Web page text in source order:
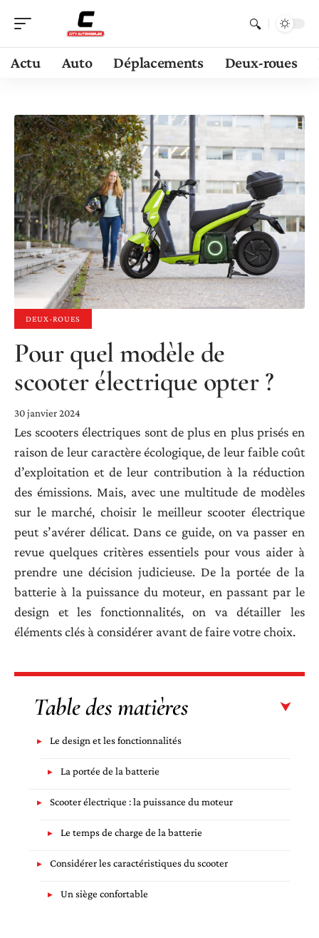
Actu Auto Déplacements Deux-roues
DEUX-ROUES
Pour quel modèle de
scooter électrique opter ?
30 janvier 2024
Les scooters électriques sont de plus en plus prisés en
raison de leur caractère écologique, de leur faible coût
d’exploitation et de leur contribution à la réduction
des émissions. Mais, avec une multitude de modèles
sur le marché, choisir le meilleur scooter électrique
peut s’avérer délicat. Dans ce guide, on va passer en
revue quelques critères essentiels pour vous aider à
prendre une décision judicieuse. De la portée de la
batterie à la puissance du moteur, en passant par le
design et les fonctionnalités, on va détailler les
éléments clés à considérer avant de faire votre choix.
Table des matières
Le design et les fonctionnalités
La portée de la batterie
Scooter électrique : la puissance du moteur
Le temps de charge de la batterie
Considérer les caractéristiques du scooter
Un siège confortable